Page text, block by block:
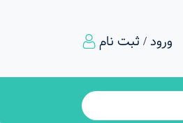
ورود / ثبت نام